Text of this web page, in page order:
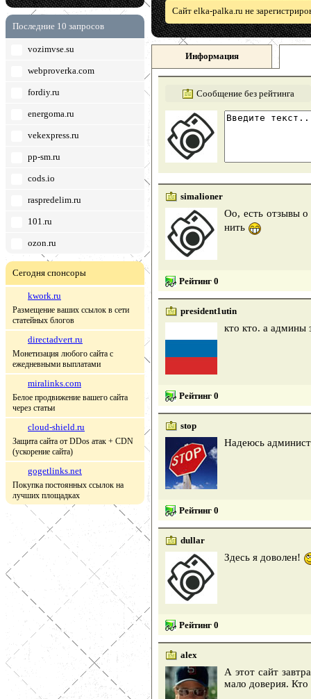
Последние 10 запросов
vozimvse.su
webproverka.com
fordiy.ru
energoma.ru
vekexpress.ru
pp-sm.ru
cods.io
raspredelim.ru
101.ru
ozon.ru
Сегодня спонсоры
kwork.ru
Размещение ваших ссылок в сети
статейных блогов
directadvert.ru
Монетизация любого сайта с
ежедневными выплатами
miralinks.com
Белое продвижение вашего сайта
через статьи
cloud-shield.ru
Защита сайта от DDos атак + CDN
(ускорение сайта)
gogetlinks.net
Покупка постоянных ссылок на
лучших площадках
Сайт elka-palka.ru не
Информация
Сообщение без рейтинга
simalioner
Оо, есть отзывы
нить
Рейтинг 0
president1utin
кто кто. а админы
Рейтинг 0
stop
Надеюсь
Рейтинг 0
dullar
Здесь я доволен!
Рейтинг 0
alex
А этот сайт
мало доверия.